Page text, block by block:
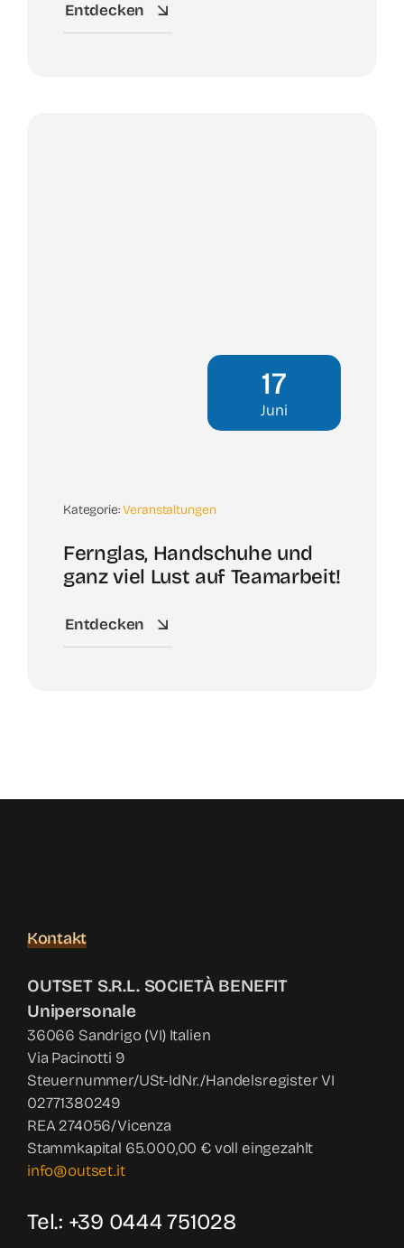
Entdecken
17
Juni
Kategorie:Veranstaltungen
Fernglas, Handschuhe und
ganz viel Lust auf Teamarbeit!
Entdecken
Kontakt
OUTSET S.R.L. SOCIETÀ BENEFIT
Unipersonale
36066 Sandrigo (VI) Italien
Via Pacinotti 9
Steuernummer/USt-IdNr./Handelsregister VI
02771380249
REA 274056/Vicenza
Stammkapital 65.000,00 € voll eingezahlt
info@outset.it
Tel.: +39 0444 751028